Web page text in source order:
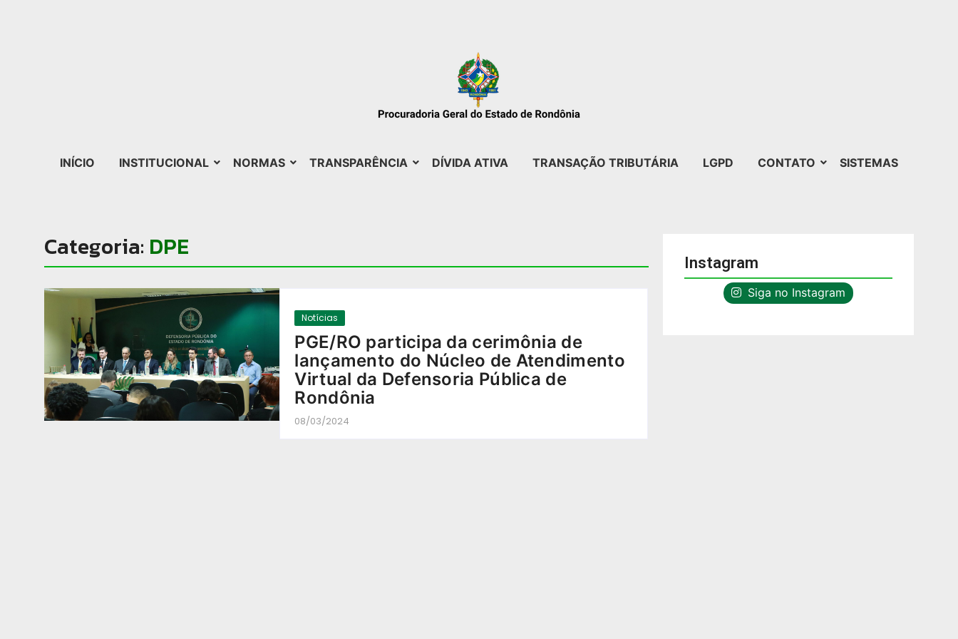
INÍCIO INSTITUCIONAL NORMAS TRANSPARÊNCIA DÍVIDA ATIVA TRANSAÇÃO TRIBUTÁRIA LGPD CONTATO SISTEMAS
Categoria: DPE
Notícias
PGE/RO participa da cerimônia de
lançamento do Núcleo de Atendimento
Virtual da Defensoria Pública de
Rondônia
08/03/2024
Instagram
Siga no Instagram